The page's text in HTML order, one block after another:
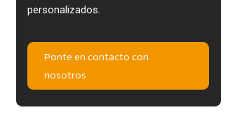
personalizados.
Ponte en contacto con
nosotros